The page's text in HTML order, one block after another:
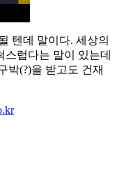
텐데 말이다. 세상의
럽다는 말이 있는데
박(?)을 받고도 건재